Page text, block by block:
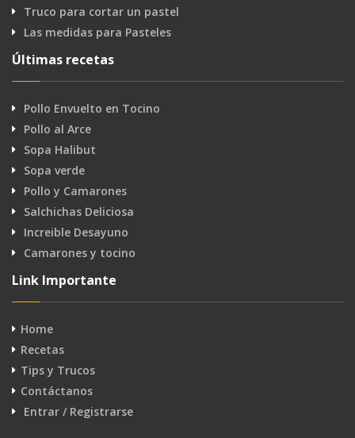
Truco para cortar un pastel
Las medidas para Pasteles
Últimas recetas
Pollo Envuelto en Tocino
Pollo al Arce
Sopa Halibut
Sopa verde
Pollo y Camarones
Salchichas Deliciosa
Increible Desayuno
Camarones y tocino
Link Importante
Home
Recetas
Tips y Trucos
Contáctanos
Entrar / Registrarse